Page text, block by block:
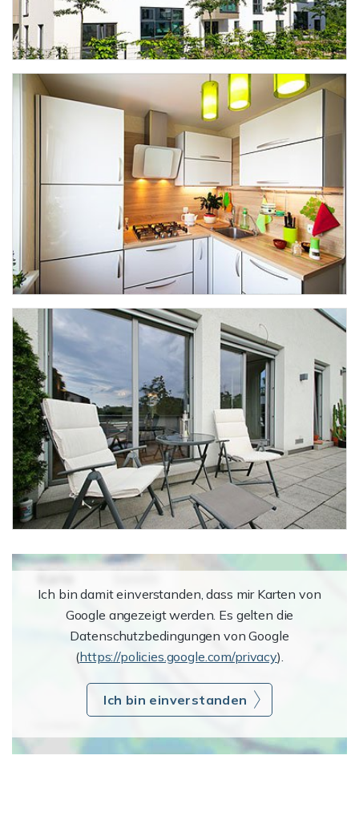
Ich bin damit einverstanden, dass mir Karten von
Google angezeigt werden. Es gelten die
Datenschutzbedingungen von Google
(https://policies.google.com/privacy).
Ich bin einverstanden